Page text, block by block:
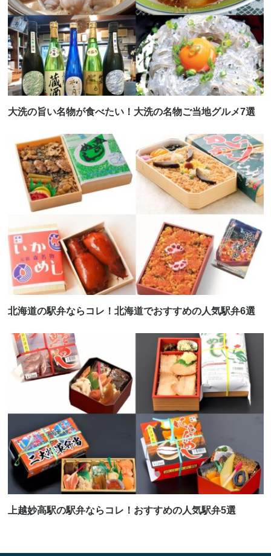
大洗の旨い名物が食べたい！大洗の名物ご当地グルメ7選
北海道の駅弁ならコレ！北海道でおすすめの人気駅弁6選
上越妙高駅の駅弁ならコレ！おすすめの人気駅弁5選